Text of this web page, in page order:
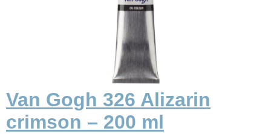
Van Gogh 326 Alizarin
crimson – 200 ml